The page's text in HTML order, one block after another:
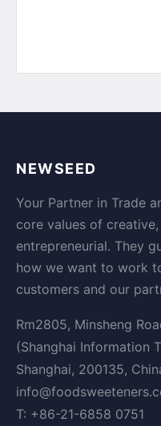
NEWSEED
Your Partner in Trade
core values of
entrepreneurial. They
how we want to work
customers and our
Rm2805, Minsheng
(Shanghai Information
Shanghai, 200135,
T: +86-21-6858 0751